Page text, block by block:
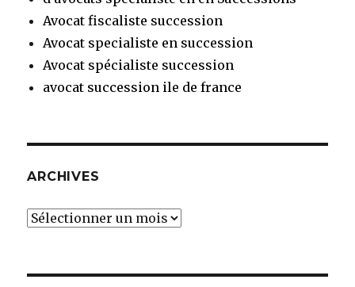
Avocat fiscaliste succession
Avocat specialiste en succession
Avocat spécialiste succession
avocat succession ile de france
ARCHIVES
Archives